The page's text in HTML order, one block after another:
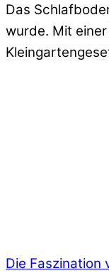
Das
wurde. Mit
Die Faszination